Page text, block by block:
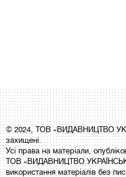
© 2024, ТОВ «ВИДАВНИЦТВО
захищені.
Усі права на матеріали,
ТОВ «ВИДАВНИЦТВО
використання матеріалів без